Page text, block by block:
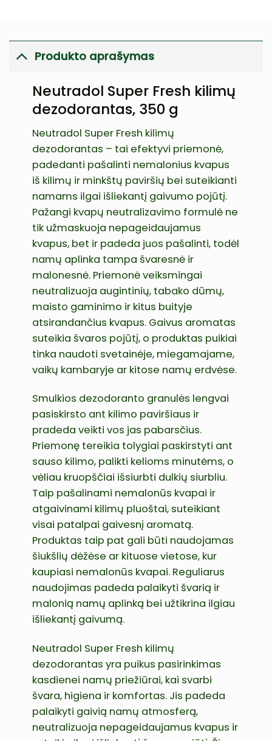
Produkto aprašymas
Neutradol Super Fresh kilimų
dezodorantas, 350 g
Neutradol Super Fresh kilimų
dezodorantas – tai efektyvi priemonė,
padedanti pašalinti nemalonius kvapus
iš kilimų ir minkštų paviršių bei suteikianti
namams ilgai išliekantį gaivumo pojūtį.
Pažangi kvapų neutralizavimo formulė ne
tik užmaskuoja nepageidaujamus
kvapus, bet ir padeda juos pašalinti, todėl
namų aplinka tampa švaresnė ir
malonesnė. Priemonė veiksmingai
neutralizuoja augintinių, tabako dūmų,
maisto gaminimo ir kitus buityje
atsirandančius kvapus. Gaivus aromatas
suteikia švaros pojūtį, o produktas puikiai
tinka naudoti svetainėje, miegamajame,
vaikų kambaryje ar kitose namų erdvėse.
Smulkios dezodoranto granulės lengvai
pasiskirsto ant kilimo paviršiaus ir
pradeda veikti vos jas pabarsčius.
Priemonę tereikia tolygiai paskirstyti ant
sauso kilimo, palikti kelioms minutėms, o
vėliau kruopščiai išsiurbti dulkių siurbliu.
Taip pašalinami nemalonūs kvapai ir
atgaivinami kilimų pluoštai, suteikiant
visai patalpai gaivesnį aromatą.
Produktas taip pat gali būti naudojamas
šiukšlių dėžėse ar kituose vietose, kur
kaupiasi nemalonūs kvapai. Reguliarus
naudojimas padeda palaikyti švarią ir
malonią namų aplinką bei užtikrina ilgiau
išliekantį gaivumą.
Neutradol Super Fresh kilimų
dezodorantas yra puikus pasirinkimas
kasdienei namų priežiūrai, kai svarbi
švara, higiena ir komfortas. Jis padeda
palaikyti gaivią namų atmosferą,
neutralizuoja nepageidaujamus kvapus ir